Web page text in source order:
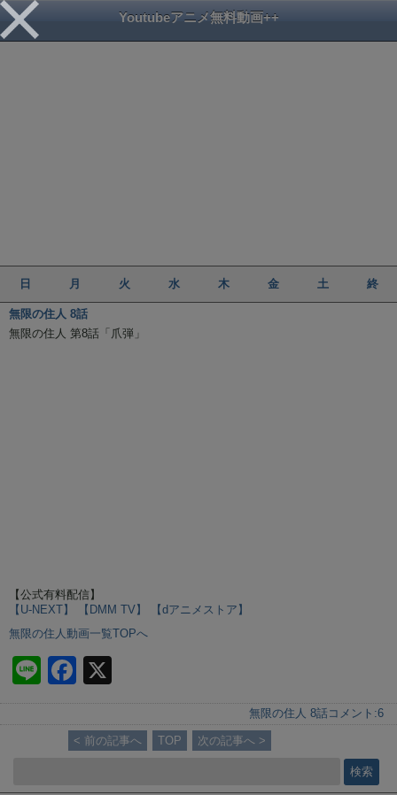
Youtubeアニメ無料動画++
日 月 火 水 木 金 土 終
無限の住人 8話
無限の住人 第8話「爪弾」
【公式有料配信】
【U-NEXT】
【DMM TV】
【dアニメストア】
無限の住人動画一覧TOPへ
Li
n
e
F
a
c
e
無限の住人 8話 コメント:6
< 前の記事へ TOP 次の記事へ >